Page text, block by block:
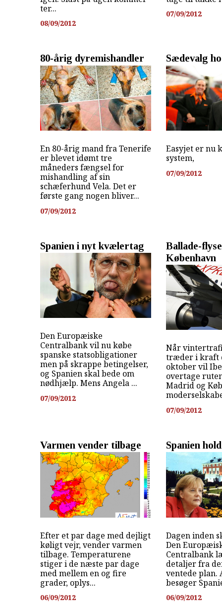
ter...
08/09/2012
07/09/2012
80-årig dyremishandler
En 80-årig mand fra Tenerife
er blevet idømt tre
måneders fængsel for
mishandling af sin
schæferhund Vela. Det er
første gang nogen bliver...
07/09/2012
Sædevalg
Easyjet er nu
system,
07/09/2012
Spanien i nyt kvælertag
Den Europæiske
Centralbank vil nu købe
spanske statsobligationer
men på skrappe betingelser,
og Spanien skal bede om
nødhjælp. Mens Angela ...
07/09/2012
Ballade-
København
Når
træder i kraft
oktober vil
overtage
Madrid og
07/09/2012
Varmen vender tilbage
Efter et par dage med dejligt
køligt vejr, vender varmen
tilbage. Temperaturene
stiger i de næste par dage
med mellem en og fire
grader, oplys...
06/09/2012
Spanien
Dagen inden
Den
Centralbank
detaljer fra
ventede plan.
besøger
06/09/2012